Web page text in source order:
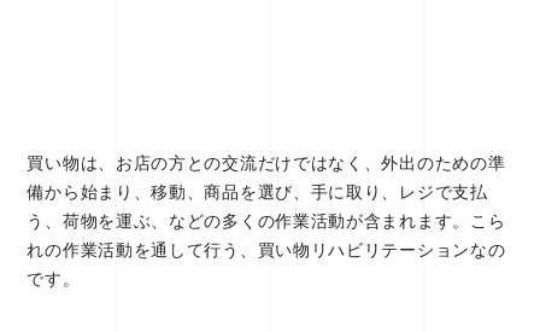
買い物は、お店の方との交流だけではなく、外出のための準
備から始まり、移動、商品を選び、手に取り、レジで支払
う、荷物を運ぶ、などの多くの作業活動が含まれます。こら
れの作業活動を通して行う、買い物リハビリテーションなの
です。